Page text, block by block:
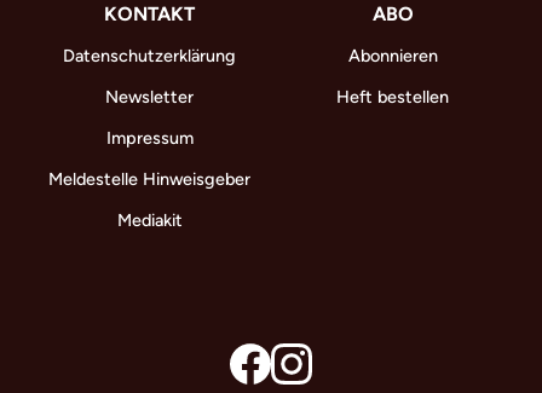
KONTAKT
Datenschutzerklärung
Newsletter
Impressum
Meldestelle Hinweisgeber
Mediakit
ABO
Abonnieren
Heft bestellen